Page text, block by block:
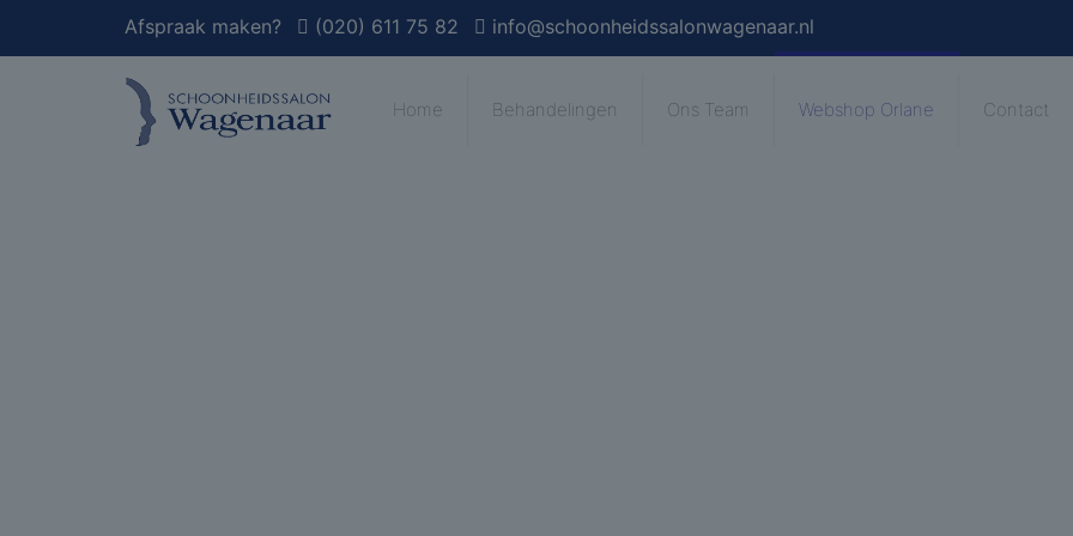
Afspraak maken? (020) 611 75 82 info@schoonheidssalonwagenaar.nl
Home Behandelingen Ons Team Webshop Orlane Contact